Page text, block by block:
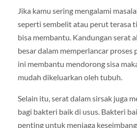
Jika kamu sering mengalami
seperti sembelit atau perut terasa
bisa membantu. Kandungan serat
besar dalam memperlancar proses
ini membantu mendorong sisa
mudah dikeluarkan oleh tubuh.
Selain itu, serat dalam sirsak juga
bagi bakteri baik di usus. Bakteri
penting untuk menjaga